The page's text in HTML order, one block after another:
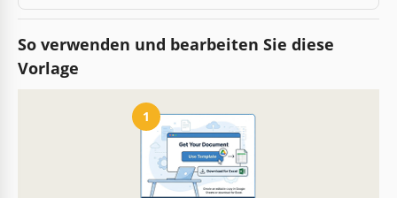
So verwenden und bearbeiten Sie diese
Vorlage
1